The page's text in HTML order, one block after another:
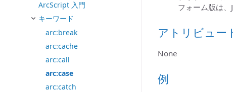
ArcScript 入門
キーワード
arc:break
arc:cache
arc:call
arc:case
arc:catch
フォーム版は、
アトリビュー
None
例